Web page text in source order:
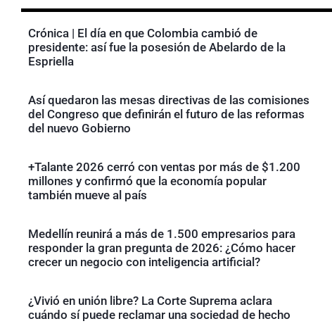
Crónica | El día en que Colombia cambió de
presidente: así fue la posesión de Abelardo de la
Espriella
Así quedaron las mesas directivas de las comisiones
del Congreso que definirán el futuro de las reformas
del nuevo Gobierno
+Talante 2026 cerró con ventas por más de $1.200
millones y confirmó que la economía popular
también mueve al país
Medellín reunirá a más de 1.500 empresarios para
responder la gran pregunta de 2026: ¿Cómo hacer
crecer un negocio con inteligencia artificial?
¿Vivió en unión libre? La Corte Suprema aclara
cuándo sí puede reclamar una sociedad de hecho